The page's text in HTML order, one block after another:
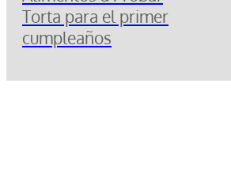
Torta para el primer
cumpleaños